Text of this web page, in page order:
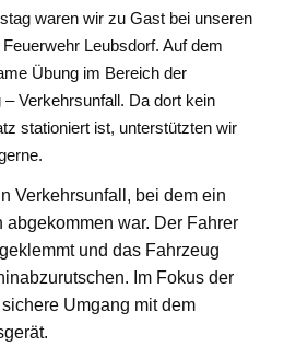
waren wir zu Gast bei unseren
Leubsdorf. Auf dem
Übung im Bereich der
Verkehrsunfall. Da dort kein
stationiert ist, unterstützten wir
Verkehrsunfall, bei dem ein
abgekommen war. Der Fahrer
und das Fahrzeug
Im Fokus der
Umgang mit dem